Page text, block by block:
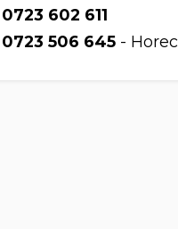
0723 602 611
0723 506 645-